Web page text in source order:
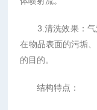
3.清洗效果：气
在物品表面的污垢
的目的。
结构特点：